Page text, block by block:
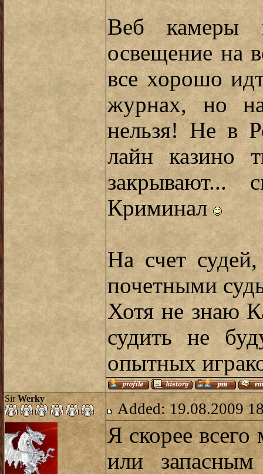
Веб камеры
освещение на
все хорошо
журнах, но
нельзя! Не в
лайн казино
закрывают...
Криминал
На счет
почетными
Хотя не знаю
судить не
опытных
SirWerky
Added: 19.08.2009
Я скорее
или